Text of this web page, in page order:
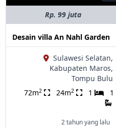
Rp. 99 juta
Desain villa An Nahl Garden
Sulawesi Selatan,
Kabupaten Maros,
Tompu Bulu
72m2 24m2 1 1
2 tahun yang lalu